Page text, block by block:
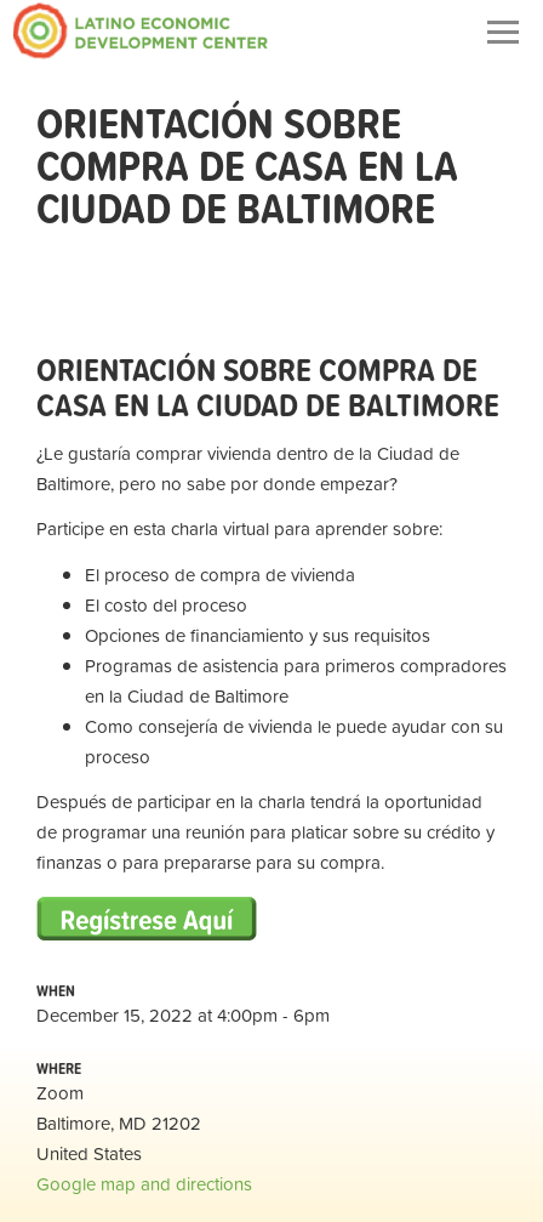
ORIENTACIÓN SOBRE
COMPRA DE CASA EN LA
CIUDAD DE BALTIMORE
ORIENTACIÓN SOBRE COMPRA DE
CASA EN LA CIUDAD DE BALTIMORE
¿Le gustaría comprar vivienda dentro de la Ciudad de
Baltimore, pero no sabe por donde empezar?
Participe en esta charla virtual para aprender sobre:
El proceso de compra de vivienda
El costo del proceso
Opciones de financiamiento y sus requisitos
Programas de asistencia para primeros compradores
en la Ciudad de Baltimore
Como consejería de vivienda le puede ayudar con su
proceso
Después de participar en la charla tendrá la oportunidad
de programar una reunión para platicar sobre su crédito y
finanzas o para prepararse para su compra.
WHEN
December 15, 2022 at 4:00pm - 6pm
WHERE
Zoom
Baltimore, MD 21202
United States
Google map and directions